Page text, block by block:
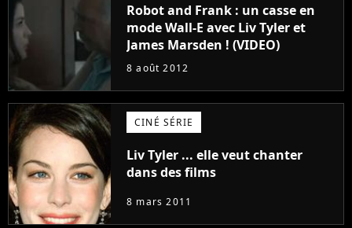
Robot and Frank : un casse en
mode Wall-E avec Liv Tyler et
James Marsden ! (VIDEO)
8 août 2012
CINÉ SÉRIE
Liv Tyler ... elle veut chanter
dans des films
8 mars 2011